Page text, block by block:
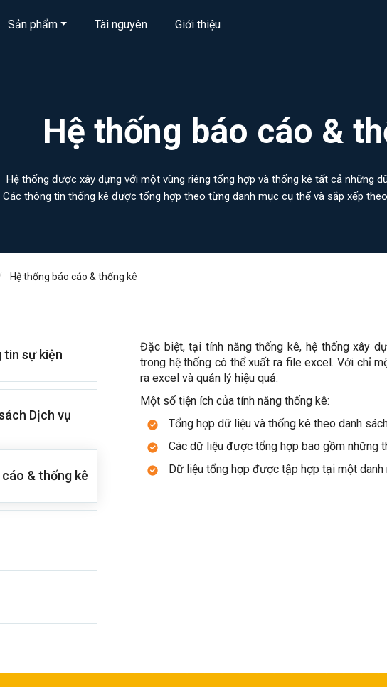
Sản phẩm Tài nguyên Giới thiệu
Hệ thống báo cáo &
Hệ thống được xây dựng với một vùng riêng tổng hợp và thống kê tất cả những
Các thông tin thống kê được tổng hợp theo từng danh mục cụ thể và sắp xếp
Hệ thống báo cáo & thống kê
tin sự kiện
Dịch vụ
& thống kê
Đặc biệt, tại tính năng thống kê, hệ thống xây
trong hệ thống có thể xuất ra file excel. Với chỉ
ra excel và quản lý hiệu quả.
Một số tiện ích của tính năng thống kê:
Tổng hợp dữ liệu và thống kê theo danh
Các dữ liệu được tổng hợp bao gồm những
Dữ liệu tổng hợp được tập hợp tại một